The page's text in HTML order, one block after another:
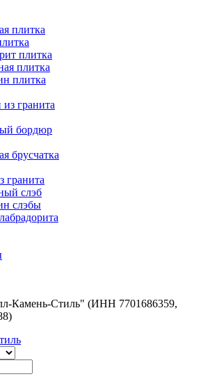
плитка
плитка
плитка
плитка
гранита
бордюр
брусчатка
гранита
слэб
слэбы
Камень-Стиль" (ИНН 7701686359,